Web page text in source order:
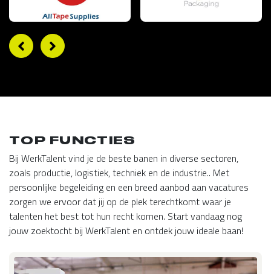
TOP FUNCTIES
Bij WerkTalent vind je de beste banen in diverse sectoren,
zoals productie, logistiek, techniek en de industrie.. Met
persoonlijke begeleiding en een breed aanbod aan vacatures
zorgen we ervoor dat jij op de plek terechtkomt waar je
talenten het best tot hun recht komen. Start vandaag nog
jouw zoektocht bij WerkTalent en ontdek jouw ideale baan!